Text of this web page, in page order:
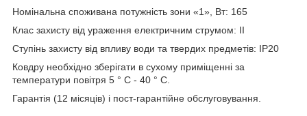
Номінальна споживана потужність зони «1», Вт: 165
Клас захисту від ураження електричним струмом: II
Ступінь захисту від впливу води та твердих предметів: IP20
Ковдру необхідно зберігати в сухому приміщенні за
температури повітря 5 ° С - 40 ° С.
Гарантія (12 місяців) і пост-гарантійне обслуговування.